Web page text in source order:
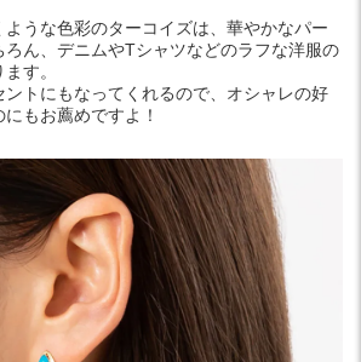
うな色彩のターコイズは、華やかなパー
ろん、デニムやTシャツなどのラフな洋服の
す。
ントにもなってくれるので、オシャレの好
もお薦めですよ！